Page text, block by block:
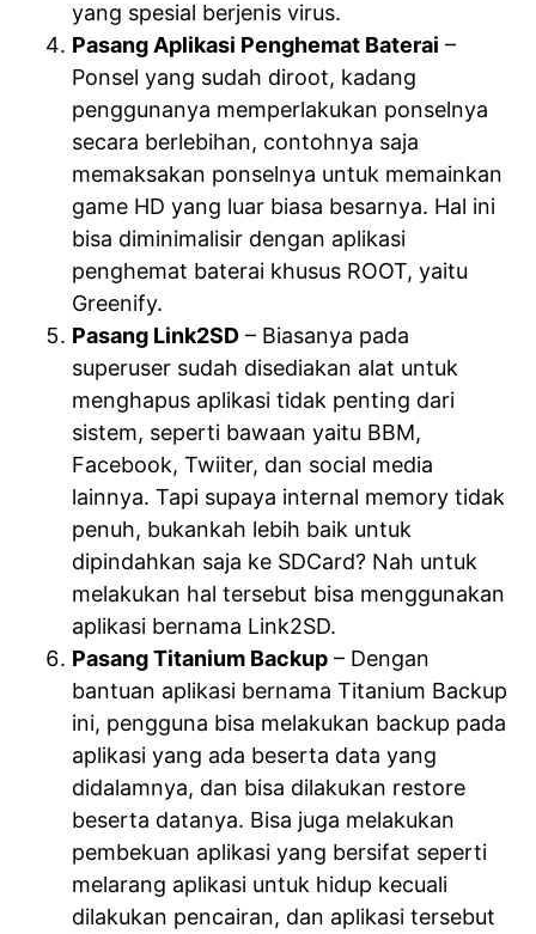
yang spesial berjenis virus.
Pasang Aplikasi Penghemat Baterai –
Ponsel yang sudah diroot, kadang
penggunanya memperlakukan ponselnya
secara berlebihan, contohnya saja
memaksakan ponselnya untuk memainkan
game HD yang luar biasa besarnya. Hal ini
bisa diminimalisir dengan aplikasi
penghemat baterai khusus ROOT, yaitu
Greenify.
Pasang Link2SD – Biasanya pada
superuser sudah disediakan alat untuk
menghapus aplikasi tidak penting dari
sistem, seperti bawaan yaitu BBM,
Facebook, Twiiter, dan social media
lainnya. Tapi supaya internal memory tidak
penuh, bukankah lebih baik untuk
dipindahkan saja ke SDCard? Nah untuk
melakukan hal tersebut bisa menggunakan
aplikasi bernama Link2SD.
Pasang Titanium Backup – Dengan
bantuan aplikasi bernama Titanium Backup
ini, pengguna bisa melakukan backup pada
aplikasi yang ada beserta data yang
didalamnya, dan bisa dilakukan restore
beserta datanya. Bisa juga melakukan
pembekuan aplikasi yang bersifat seperti
melarang aplikasi untuk hidup kecuali
dilakukan pencairan, dan aplikasi tersebut